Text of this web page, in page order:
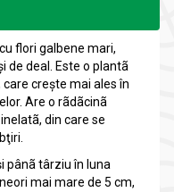
flori galbene mari,
de deal. Este o plantã
creşte mai ales în
Are o rãdãcinã
din care se
pânã târziu în luna
mai mare de 5 cm,